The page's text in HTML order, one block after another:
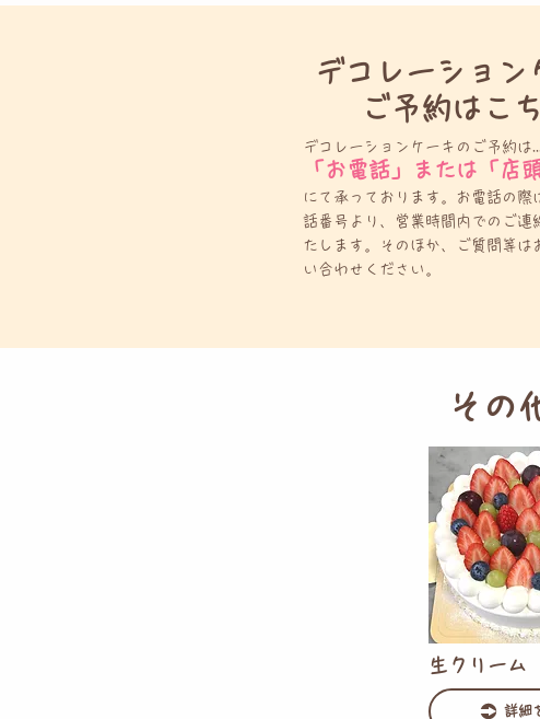
デコレーション
ご予約はこ
デコレーションケーキのご予約は
「お電話」または「店頭
にて承っております。お電話の際
話番号より、営業時間内でのご連
たします。そのほか、ご質問等は
い合わせください。
その
生クリーム
詳細